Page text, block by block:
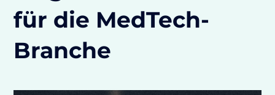
für die MedTech-
Branche